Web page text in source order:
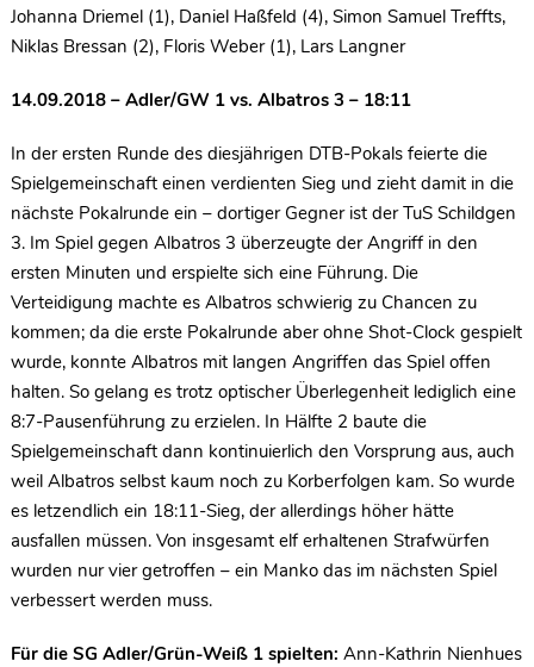
Johanna Driemel (1), Daniel Haßfeld (4), Simon Samuel Treffts,
Niklas Bressan (2), Floris Weber (1), Lars Langner
14.09.2018 – Adler/GW 1 vs. Albatros 3 – 18:11
In der ersten Runde des diesjährigen DTB-Pokals feierte die
Spielgemeinschaft einen verdienten Sieg und zieht damit in die
nächste Pokalrunde ein – dortiger Gegner ist der TuS Schildgen
3. Im Spiel gegen Albatros 3 überzeugte der Angriff in den
ersten Minuten und erspielte sich eine Führung. Die
Verteidigung machte es Albatros schwierig zu Chancen zu
kommen; da die erste Pokalrunde aber ohne Shot-Clock gespielt
wurde, konnte Albatros mit langen Angriffen das Spiel offen
halten. So gelang es trotz optischer Überlegenheit lediglich eine
8:7-Pausenführung zu erzielen. In Hälfte 2 baute die
Spielgemeinschaft dann kontinuierlich den Vorsprung aus, auch
weil Albatros selbst kaum noch zu Korberfolgen kam. So wurde
es letzendlich ein 18:11-Sieg, der allerdings höher hätte
ausfallen müssen. Von insgesamt elf erhaltenen Strafwürfen
wurden nur vier getroffen – ein Manko das im nächsten Spiel
verbessert werden muss.
Für die SG Adler/Grün-Weiß 1 spielten: Ann-Kathrin Nienhues